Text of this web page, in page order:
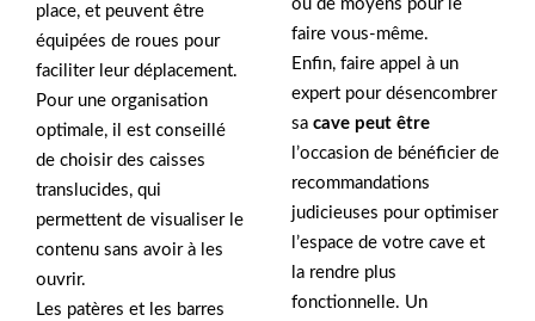
place, et peuvent être
équipées de roues pour
faciliter leur déplacement.
Pour une organisation
optimale, il est conseillé
de choisir des caisses
translucides, qui
permettent de visualiser le
contenu sans avoir à les
ouvrir.
Les patères et les barres
ou de moyens pour le
faire vous-même.
Enfin, faire appel à un
expert pour désencombrer
sa cave peut être
l’occasion de bénéficier de
recommandations
judicieuses pour optimiser
l’espace de votre cave et
la rendre plus
fonctionnelle. Un